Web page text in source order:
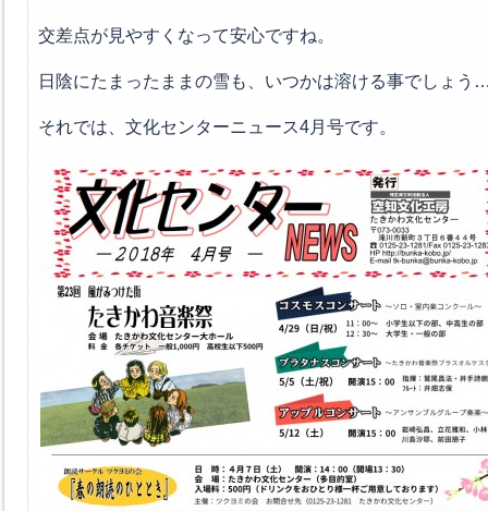
交差点が見やすくなって安心ですね。
日陰にたまったままの雪も、いつかは溶ける事でしょう
それでは、文化センターニュース4月号です。